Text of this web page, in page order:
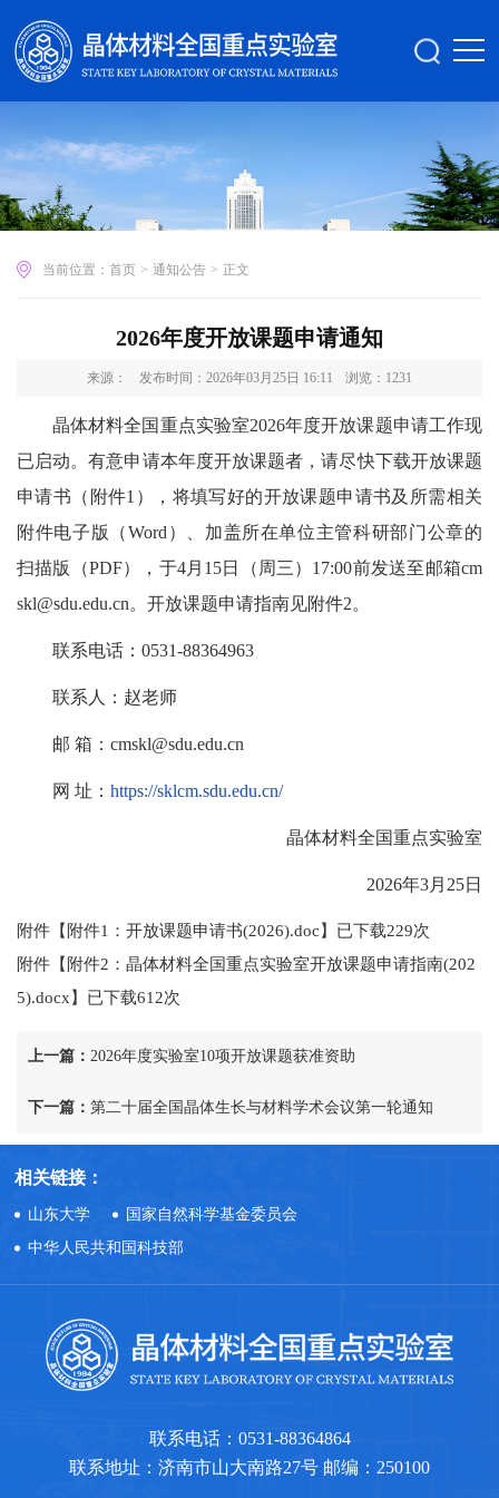
当前位置： 首页 > 通知公告 > 正文
2026年度开放课题申请通知
来源： 发布时间：2026年03月25日 16:11 浏览： 1231
晶体材料全国重点实验室2026年度开放课题申请工作现
已启动。有意申请本年度开放课题者，请尽快下载开放课题
申请书（附件1），将填写好的开放课题申请书及所需相关
附件电子版（Word）、加盖所在单位主管科研部门公章的
扫描版（PDF），于4月15日（周三）17:00前发送至邮箱cm
skl@sdu.edu.cn。开放课题申请指南见附件2。
联系电话：0531-88364963
联系人：赵老师
邮 箱：cmskl@sdu.edu.cn
网 址： https://sklcm.sdu.edu.cn/
晶体材料全国重点实验室
2026年3月25日
附件【 附件1：开放课题申请书(2026).doc 】已下载229次
附件【 附件2：晶体材料全国重点实验室开放课题申请指南(202
5).docx 】已下载612次
上一篇： 2026年度实验室10项开放课题获准资助
下一篇： 第二十届全国晶体生长与材料学术会议第一轮通知
相关链接：
山东大学
国家自然科学基金委员会
中华人民共和国科技部
联系电话：0531-88364864
联系地址：济南市山大南路27号 邮编：250100